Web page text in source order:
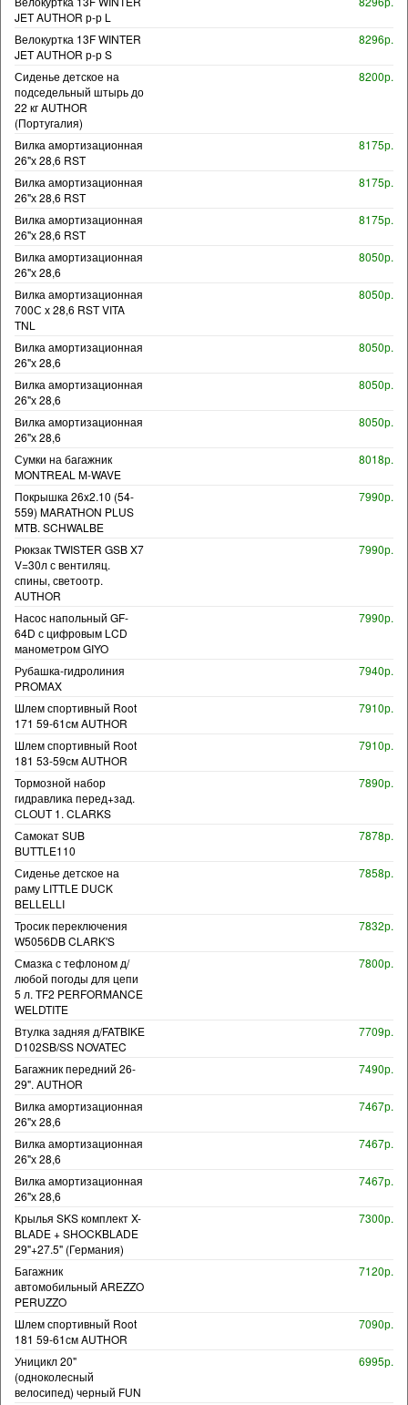
JET AUTHOR р-р L
Велокуртка 13F WINTER
JET AUTHOR р-р S
8296р.
Сиденье детское на
подседельный штырь до
22 кг AUTHOR
(Португалия)
8200р.
Вилка амортизационная
26"х 28,6 RST
8175р.
Вилка амортизационная
26"х 28,6 RST
8175р.
Вилка амортизационная
26"х 28,6 RST
8175р.
Вилка амортизационная
26"х 28,6
8050р.
Вилка амортизационная
700С х 28,6 RST VITA
TNL
8050р.
Вилка амортизационная
26"х 28,6
8050р.
Вилка амортизационная
26"х 28,6
8050р.
Вилка амортизационная
26"х 28,6
8050р.
Сумки на багажник
MONTREAL M-WAVE
8018р.
Покрышка 26x2.10 (54-
559) MARATHON PLUS
MTB. SCHWALBE
7990р.
Рюкзак TWISTER GSB X7
V=30л с вентиляц.
спины, светоотр.
AUTHOR
7990р.
Насос напольный GF-
64D с цифровым LCD
манометром GIYO
7990р.
Рубашка-гидролиния
PROMAX
7940р.
Шлем спортивный Root
171 59-61см AUTHOR
7910р.
Шлем спортивный Root
181 53-59см AUTHOR
7910р.
Тормозной набор
гидравлика перед+зад.
CLOUT 1. CLARKS
7890р.
Самокат SUB
BUTTLE110
7878р.
Сиденье детское на
раму LITTLE DUCK
BELLELLI
7858р.
Тросик переключения
W5056DB CLARK'S
7832р.
Смазка с тефлоном д/
любой погоды для цепи
5 л. TF2 PERFORMANCE
WELDTITE
7800р.
Втулка задняя д/FATBIKE
D102SB/SS NOVATEC
7709р.
Багажник передний 26-
29". AUTHOR
7490р.
Вилка амортизационная
26"х 28,6
7467р.
Вилка амортизационная
26"х 28,6
7467р.
Вилка амортизационная
26"х 28,6
7467р.
Крылья SKS комплект X-
BLADE + SHOCKBLADE
29"+27.5" (Германия)
7300р.
Багажник
автомобильный AREZZO
PERUZZO
7120р.
Шлем спортивный Root
181 59-61см AUTHOR
7090р.
Уницикл 20"
(одноколесный
велосипед) черный FUN
6995р.